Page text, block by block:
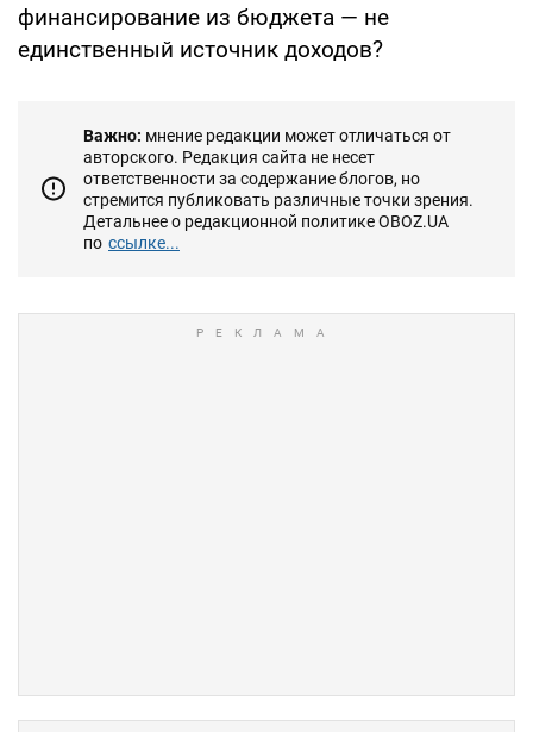
финансирование из бюджета — не
единственный источник доходов?
Важно: мнение редакции может отличаться от
авторского. Редакция сайта не несет
ответственности за содержание блогов, но
стремится публиковать различные точки зрения.
Детальнее о редакционной политике OBOZ.UA
по ссылке...